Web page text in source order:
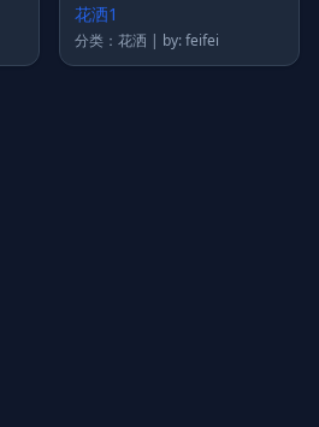
花洒1
分类：花洒 | by: feifei